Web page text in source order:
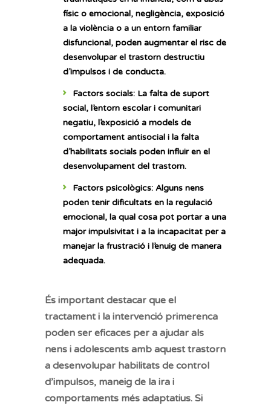
físic o emocional, negligència, exposició
a la violència o a un entorn familiar
disfuncional, poden augmentar el risc de
desenvolupar el trastorn destructiu
d’impulsos i de conducta.
Factors socials: La falta de suport
social, l’entorn escolar i comunitari
negatiu, l’exposició a models de
comportament antisocial i la falta
d’habilitats socials poden influir en el
desenvolupament del trastorn.
Factors psicològics: Alguns nens
poden tenir dificultats en la regulació
emocional, la qual cosa pot portar a una
major impulsivitat i a la incapacitat per a
manejar la frustració i l’enuig de manera
adequada.
És important destacar que el
tractament i la intervenció primerenca
poden ser eficaces per a ajudar als
nens i adolescents amb aquest trastorn
a desenvolupar habilitats de control
d’impulsos, maneig de la ira i
comportaments més adaptatius. Si